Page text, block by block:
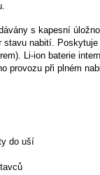
s kapesní
stavu nabití.
Li-ion baterie
provozu při plném
do uší